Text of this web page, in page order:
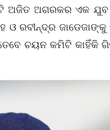
ଅଜିତ ଅଗରକର ଏକ
ରବୀନ୍ଦ୍ର
ଚୟନ କମିଟି କାହିଁକି